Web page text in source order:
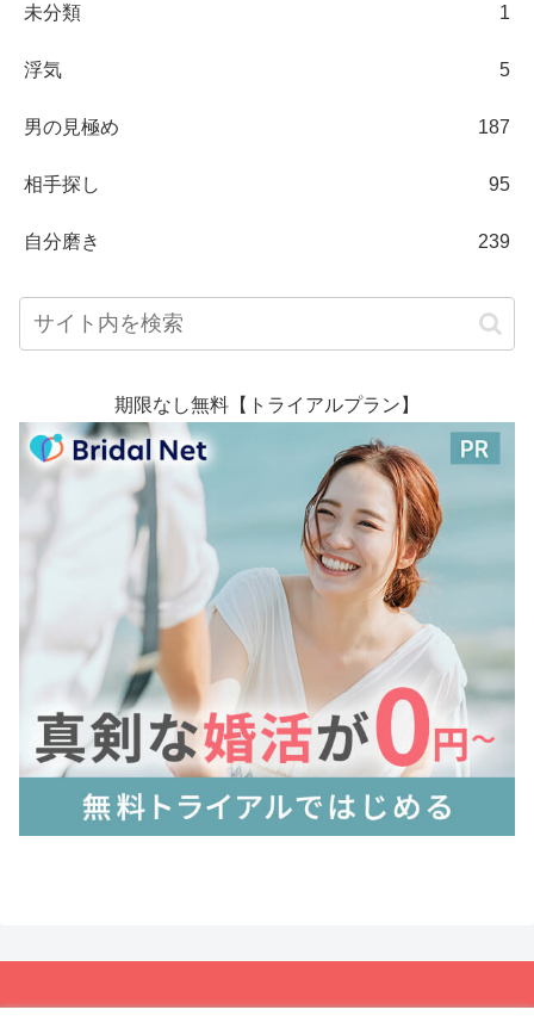
未分類 1
浮気 5
男の見極め 187
相手探し 95
自分磨き 239
期限なし無料【トライアルプラン】